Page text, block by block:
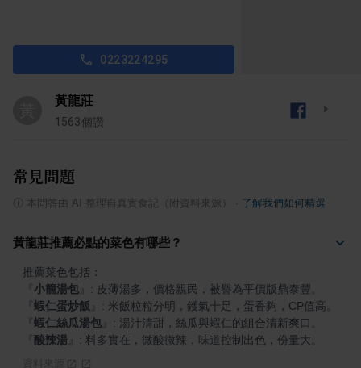
0223224295
黃龍莊
1563個讚
常見問題
本問答由 AI 整理自真實食記（附資料來源） 了解我們如何精選
黃龍莊推薦必點的菜色有哪些？
小籠湯包
蝦仁蛋炒飯
蝦仁絲瓜湯包
酸辣湯 : 料多實在，微酸微辣，味道控制出色，份量大。